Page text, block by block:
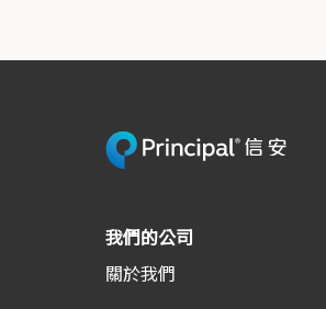
我們的公司
關於我們